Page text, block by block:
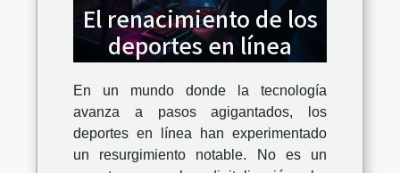
El renacimiento de los
deportes en línea
En un mundo donde la tecnología
avanza a pasos agigantados, los
deportes en línea han experimentado
un resurgimiento notable. No es un